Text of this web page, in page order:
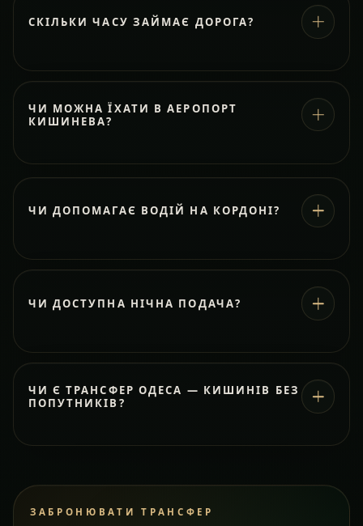
СКІЛЬКИ ЧАСУ ЗАЙМАЄ ДОРОГА?
ЧИ МОЖНА ЇХАТИ В АЕРОПОРТ
КИШИНЕВА?
ЧИ ДОПОМАГАЄ ВОДІЙ НА КОРДОНІ?
ЧИ ДОСТУПНА НІЧНА ПОДАЧА?
ЧИ Є ТРАНСФЕР ОДЕСА — КИШИНІВ БЕЗ
ПОПУТНИКІВ?
ЗАБРОНЮВАТИ ТРАНСФЕР